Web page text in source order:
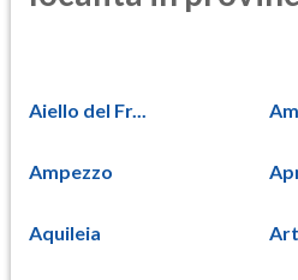
Aiello del Fr...
Ampezzo
Aquileia